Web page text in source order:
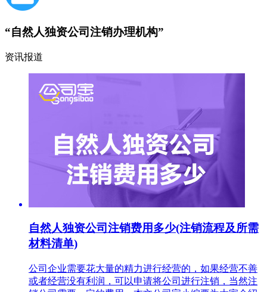
“自然人独资公司注销办理机构”
资讯报道
自然人独资公司注销费用多少(注销流程及所需
材料清单)
公司企业需要花大量的精力进行经营的，如果经营不善
或者经营没有利润，可以申请将公司进行注销，当然注